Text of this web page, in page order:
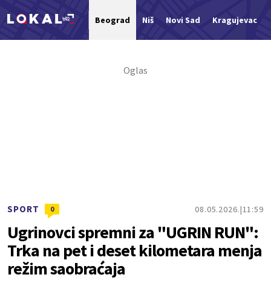
Beograd Niš Novi Sad Kragujevac
SPORT 0 08.05.2026. 11:59
Ugrinovci spremni za "UGRIN RUN":
Trka na pet i deset kilometara menja
režim saobraćaja